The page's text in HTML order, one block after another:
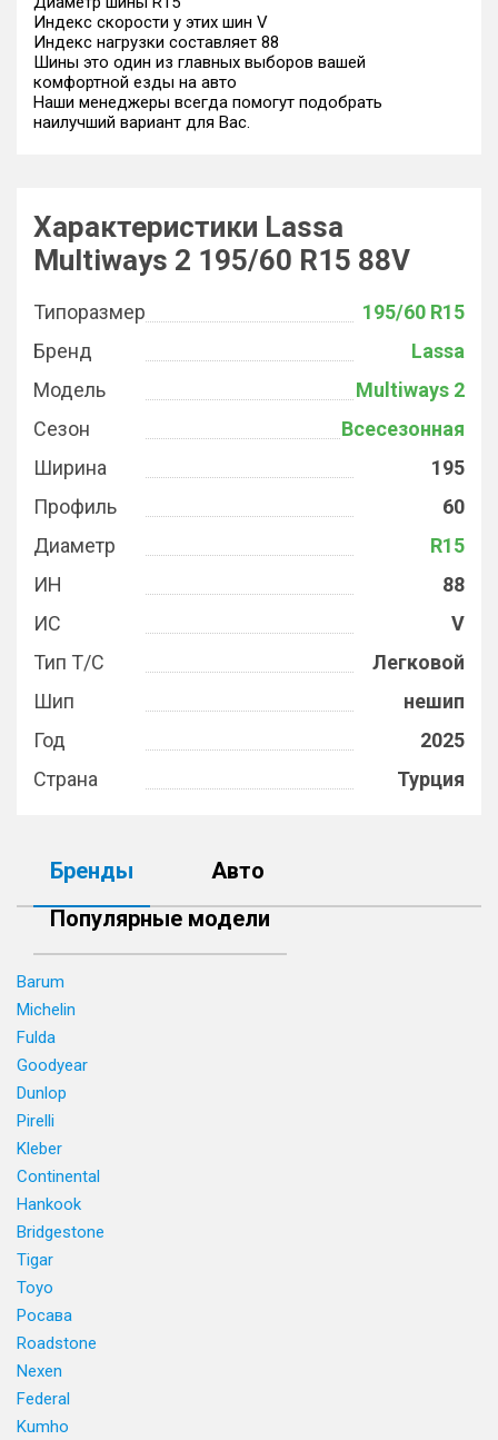
Индекс скорости у этих шин V
Индекс нагрузки составляет 88
Шины это один из главных выборов вашей
комфортной езды на авто
Наши менеджеры всегда помогут подобрать
наилучший вариант для Вас.
Характеристики Lassa
Multiways 2 195/60 R15 88V
Типоразмер
195/60 R15
Бренд
Lassa
Модель
Multiways 2
Сезон
Всесезонная
Ширина
195
Профиль
60
Диаметр
R15
ИН
88
ИС
V
Тип Т/С
Легковой
Шип
нешип
Год
2025
Страна
Турция
Бренды
Авто
Популярные модели
Barum
Michelin
Fulda
Goodyear
Dunlop
Pirelli
Kleber
Continental
Hankook
Bridgestone
Tigar
Toyo
Росава
Roadstone
Nexen
Federal
Kumho